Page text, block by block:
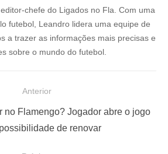
chefe do Ligados no Fla. Com uma
futebol, Leandro lidera uma equipe de
a trazer as informações mais precisas e
sobre o mundo do futebol.
Anterior
no Flamengo? Jogador abre o jogo
de renovar